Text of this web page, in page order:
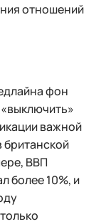
отношений
фон
важной
британской
ВВП
более 10%, и